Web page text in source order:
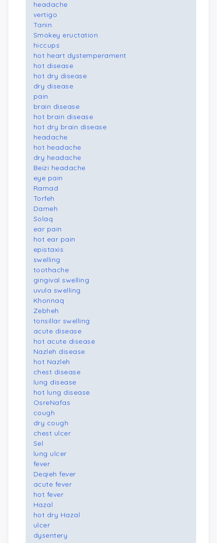
headache
vertigo
Tanin
Smokey eructation
hiccups
hot heart dystemperament
hot disease
hot dry disease
dry disease
pain
brain disease
hot brain disease
hot dry brain disease
headache
hot headache
dry headache
Beizi headache
eye pain
Ramad
Torfeh
Dameh
Solaq
ear pain
hot ear pain
epistaxis
swelling
toothache
gingival swelling
uvula swelling
Khonnaq
Zebheh
tonsillar swelling
acute disease
hot acute disease
Nazleh disease
hot Nazleh
chest disease
lung disease
hot lung disease
OsreNafas
cough
dry cough
chest ulcer
Sel
lung ulcer
fever
Deqieh fever
acute fever
hot fever
Hazal
hot dry Hazal
ulcer
dysentery